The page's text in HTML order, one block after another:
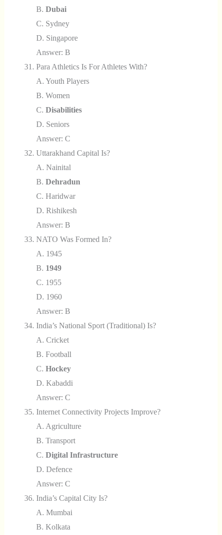
B. Dubai
C. Sydney
D. Singapore
Answer: B
Para Athletics Is For Athletes With?
A. Youth Players
B. Women
C. Disabilities
D. Seniors
Answer: C
Uttarakhand Capital Is?
A. Nainital
B. Dehradun
C. Haridwar
D. Rishikesh
Answer: B
NATO Was Formed In?
A. 1945
B. 1949
C. 1955
D. 1960
Answer: B
India’s National Sport (traditional) Is?
A. Cricket
B. Football
C. Hockey
D. Kabaddi
Answer: C
Internet Connectivity Projects Improve?
A. Agriculture
B. Transport
C. Digital Infrastructure
D. Defence
Answer: C
India’s Capital City Is?
A. Mumbai
B. Kolkata